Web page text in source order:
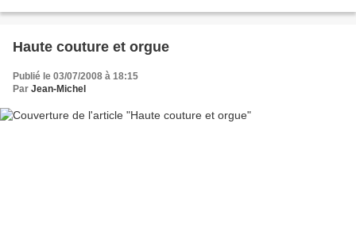
Haute couture et orgue
Publié le 03/07/2008 à 18:15
Par Jean-Michel